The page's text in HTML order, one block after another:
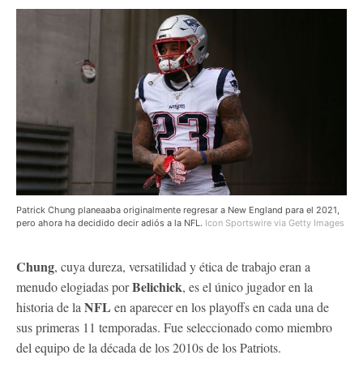
Patrick Chung planeaaba originalmente regresar a New England para el 2021,
pero ahora ha decidido decir adiós a la NFL. Icon Sportswire via Getty Images
Chung, cuya dureza, versatilidad y ética de trabajo eran a
menudo elogiadas porBelichick, es el único jugador en la
historia de la NFL en aparecer en los playoffs en cada una de
sus primeras 11 temporadas. Fue seleccionado como miembro
del equipo de la década de los 2010s de los Patriots.